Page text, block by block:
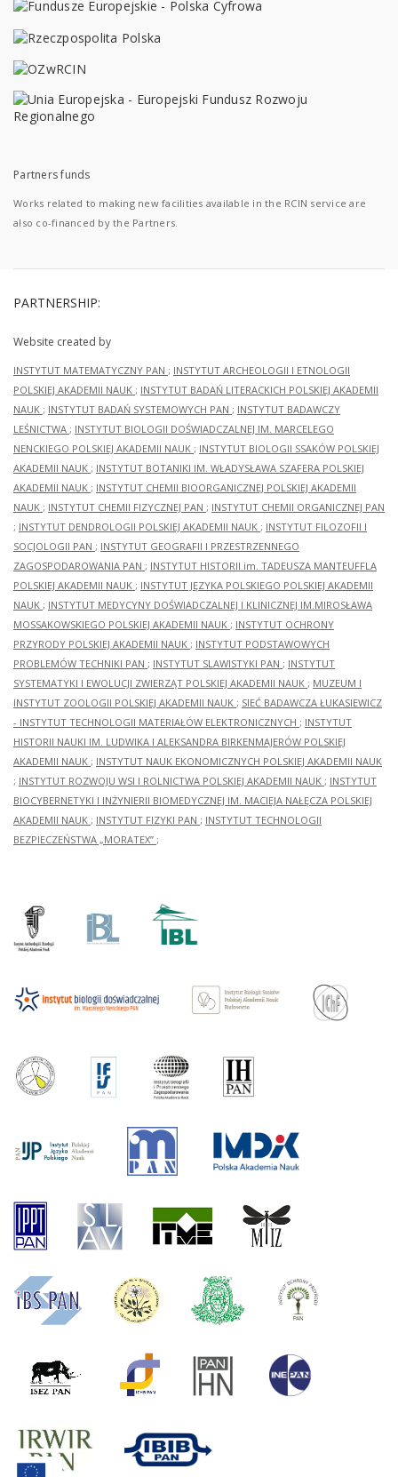
Partners funds
Works related to making new facilities available in the RCIN service are
also co-financed by the Partners.
PARTNERSHIP:
Website created by
INSTYTUT MATEMATYCZNY PAN ; INSTYTUT ARCHEOLOGII I ETNOLOGII
POLSKIEJ AKADEMII NAUK ; INSTYTUT BADAŃ LITERACKICH POLSKIEJ AKADEMII
NAUK ; INSTYTUT BADAŃ SYSTEMOWYCH PAN ; INSTYTUT BADAWCZY
LEŚNICTWA ; INSTYTUT BIOLOGII DOŚWIADCZALNEJ IM. MARCELEGO
NENCKIEGO POLSKIEJ AKADEMII NAUK ; INSTYTUT BIOLOGII SSAKÓW POLSKIEJ
AKADEMII NAUK ; INSTYTUT BOTANIKI IM. WŁADYSŁAWA SZAFERA POLSKIEJ
AKADEMII NAUK ; INSTYTUT CHEMII BIOORGANICZNEJ POLSKIEJ AKADEMII
NAUK ; INSTYTUT CHEMII FIZYCZNEJ PAN ; INSTYTUT CHEMII ORGANICZNEJ PAN
; INSTYTUT DENDROLOGII POLSKIEJ AKADEMII NAUK ; INSTYTUT FILOZOFII I
SOCJOLOGII PAN ; INSTYTUT GEOGRAFII I PRZESTRZENNEGO
ZAGOSPODAROWANIA PAN ; INSTYTUT HISTORII im. TADEUSZA MANTEUFFLA
POLSKIEJ AKADEMII NAUK ; INSTYTUT JĘZYKA POLSKIEGO POLSKIEJ AKADEMII
NAUK ; INSTYTUT MEDYCYNY DOŚWIADCZALNEJ I KLINICZNEJ IM.MIROSŁAWA
MOSSAKOWSKIEGO POLSKIEJ AKADEMII NAUK ; INSTYTUT OCHRONY
PRZYRODY POLSKIEJ AKADEMII NAUK ; INSTYTUT PODSTAWOWYCH
PROBLEMÓW TECHNIKI PAN ; INSTYTUT SLAWISTYKI PAN ; INSTYTUT
SYSTEMATYKI I EWOLUCJI ZWIERZĄT POLSKIEJ AKADEMII NAUK ; MUZEUM I
INSTYTUT ZOOLOGII POLSKIEJ AKADEMII NAUK ; SIEĆ BADAWCZA ŁUKASIEWICZ
- INSTYTUT TECHNOLOGII MATERIAŁÓW ELEKTRONICZNYCH ; INSTYTUT
HISTORII NAUKI IM. LUDWIKA I ALEKSANDRA BIRKENMAJERÓW POLSKIEJ
AKADEMII NAUK ; INSTYTUT NAUK EKONOMICZNYCH POLSKIEJ AKADEMII NAUK
; INSTYTUT ROZWOJU WSI I ROLNICTWA POLSKIEJ AKADEMII NAUK ; INSTYTUT
BIOCYBERNETYKI I INŻYNIERII BIOMEDYCZNEJ IM. MACIEJA NAŁĘCZA POLSKIEJ
AKADEMII NAUK ; INSTYTUT FIZYKI PAN ; INSTYTUT TECHNOLOGII
BEZPIECZEŃSTWA „MORATEX” ;